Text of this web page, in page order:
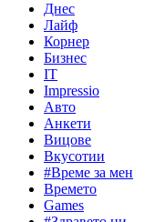
Днес
Лайф
Корнер
Бизнес
IT
Impressio
Авто
Анкети
Вицове
Вкусотии
#Време за мен
Времето
Games